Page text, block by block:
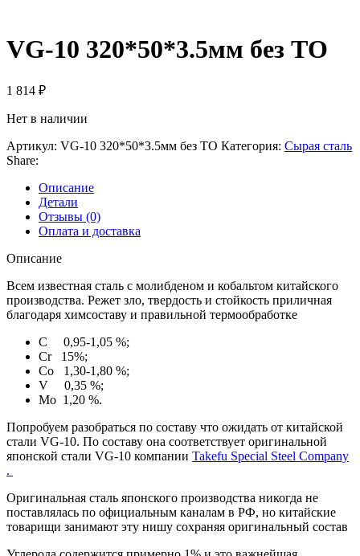
VG-10 320*50*3.5мм без ТО
1 814 ₽
Нет в наличии
Артикул: VG-10 320*50*3.5мм без ТО Категория: Сырая сталь
Share:
Описание
Детали
Отзывы (0)
Оплата и доставка
Описание
Всем известная сталь с молибденом и кобальтом китайского
производства. Режет зло, твердость и стойкость приличная
благодаря химсоставу и правильной термообработке
C 0,95-1,05 %;
Cr 15%;
Co 1,30-1,80 %;
V 0,35 %;
Mo 1,20 %.
Попробуем разобраться по составу что ожидать от китайской
стали VG-10. По составу она соответствует оригинальной
японской стали VG-10 компании Takefu Special Steel Company
.
Оригинальная сталь японского производства никогда не
поставлялась по официальным каналам в РФ, но китайские
товарищи занимают эту нишу сохраняя оригинальный состав